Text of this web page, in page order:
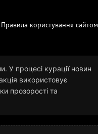
Правила користування сайтом
У процесі курації новин
використовує
прозорості та